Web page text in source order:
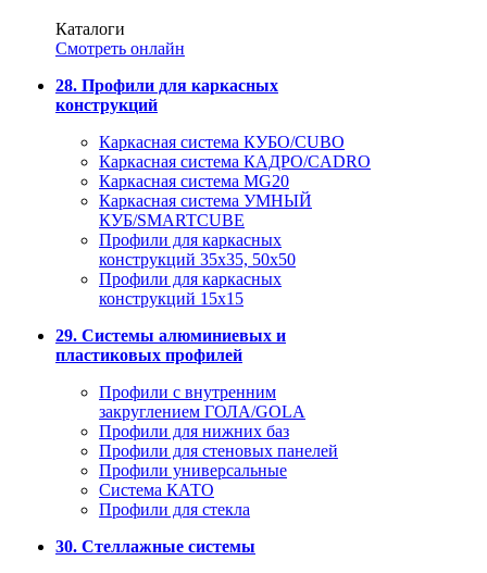
Каталоги
Смотреть онлайн
28. Профили для каркасных
конструкций
Каркасная система КУБО/CUBO
Каркасная система КАДРО/CADRO
Каркасная система MG20
Каркасная система УМНЫЙ
КУБ/SMARTCUBE
Профили для каркасных
конструкций 35x35, 50x50
Профили для каркасных
конструкций 15х15
29. Системы алюминиевых и
пластиковых профилей
Профили с внутренним
закруглением ГОЛА/GOLA
Профили для нижних баз
Профили для стеновых панелей
Профили универсальные
Система КАТО
Профили для стекла
30. Стеллажные системы